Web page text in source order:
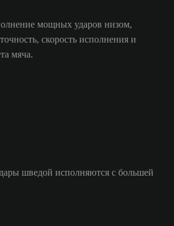
мощных ударов низом,
скорость исполнения и
мяча.
шведой исполняются с большей